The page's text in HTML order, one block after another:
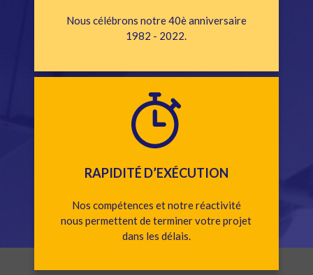
Nous célébrons notre 40è anniversaire
1982 - 2022.
RAPIDITÉ D’EXÉCUTION
Nos compétences et notre réactivité
nous permettent de terminer votre projet
dans les délais.